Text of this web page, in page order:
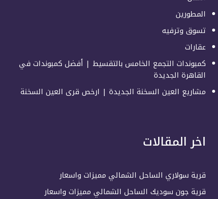
المطورين
تسوق وترفيه
عقارات
كمبوندات التجمع الخامس بالتقسيط | أفضل كمبوندات في
القاهرة الجديدة
مشاريع العين السخنة الجديدة | ارخص قرى العين السخنة
اخر المقالات
قرية سولاري الساحل الشمالي مميزات واسعار
قرية جون سوديك الساحل الشمالي مميزات واسعار